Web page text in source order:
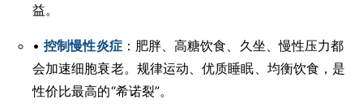
益。
•控制慢性炎症：肥胖、高糖饮食、久坐、慢性压力都
会加速细胞衰老。规律运动、优质睡眠、均衡饮食，是
性价比最高的“希诺裂”。